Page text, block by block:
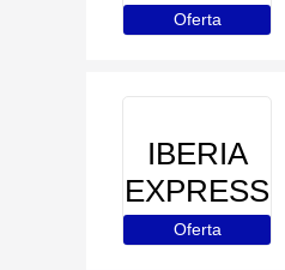
Oferta
IBERIA
EXPRESS
Oferta